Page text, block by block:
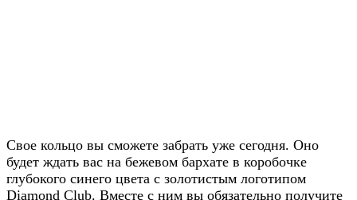
20% от цены на
сайте
Свое кольцо вы сможете забрать уже сегодня. Оно
будет ждать вас на бежевом бархате в коробочке
глубокого синего цвета с золотистым логотипом
Diamond Club. Вместе с ним вы обязательно получите